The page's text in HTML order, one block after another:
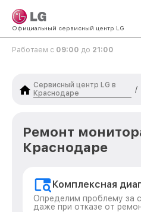
Официальный сервисный центр LG
Работаем с 09:00 до 21:00
Сервисный центр LG в
Краснодаре
/
Ремонт
Краснодаре
Комплексная
Определим проблему за
даже при отказе от